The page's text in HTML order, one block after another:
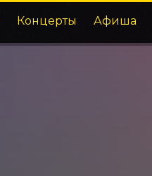
Концерты Афиша